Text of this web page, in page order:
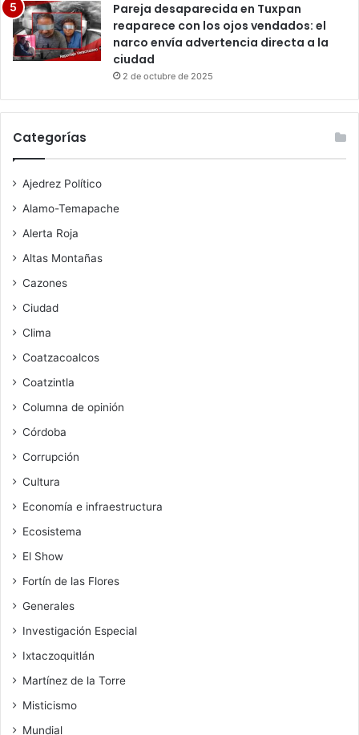
Pareja desaparecida en Tuxpan
reaparece con los ojos vendados: el
narco envía advertencia directa a la
ciudad
2 de octubre de 2025
Categorías
Ajedrez Político
Alamo-Temapache
Alerta Roja
Altas Montañas
Cazones
Ciudad
Clima
Coatzacoalcos
Coatzintla
Columna de opinión
Córdoba
Corrupción
Cultura
Economía e infraestructura
Ecosistema
El Show
Fortín de las Flores
Generales
Investigación Especial
Ixtaczoquitlán
Martínez de la Torre
Misticismo
Mundial